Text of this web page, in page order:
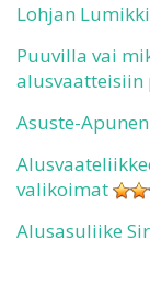
Lohjan
Puuvilla vai
alusvaatteisiin
Asuste-Apunen
valikoimat
Alusasuliike